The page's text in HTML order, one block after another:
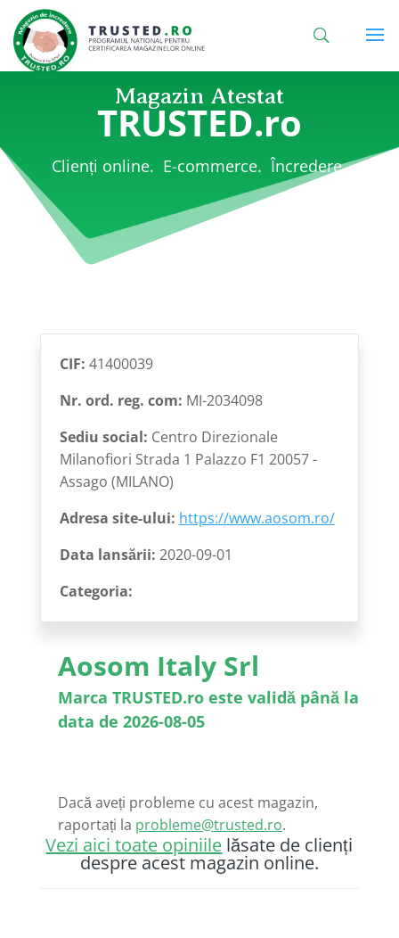
Magazin Atestat
TRUSTED.ro
Clienți online. E-commerce. Încredere.
CIF: 41400039
Nr. ord. reg. com: MI-2034098
Sediu social: Centro Direzionale
Milanofiori Strada 1 Palazzo F1 20057 -
Assago (MILANO)
Adresa site-ului: https://www.aosom.ro/
Data lansării: 2020-09-01
Categoria:
Aosom Italy Srl
Marca TRUSTED.ro este validă până la
data de 2026-08-05
Dacă aveți probleme cu acest magazin,
raportați la probleme@trusted.ro.
Vezi aici toate opiniile lăsate de clienți
despre acest magazin online.